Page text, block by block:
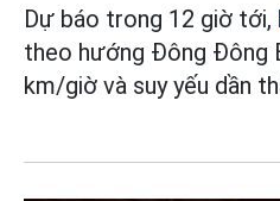
Dự báo trong 12 giờ tới,
theo hướng Đông Đông
km/giờ và suy yếu dần